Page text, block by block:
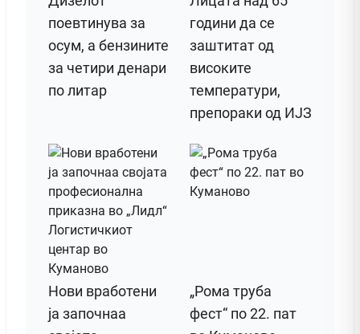
поeвтинува за
осум, а бензините
за четири денари
по литар
години да се
заштитат од
високите
температури,
препораки од ИЈЗ
Нови вработени
ја започнаа
„Рома труба
фест“ по 22. пат